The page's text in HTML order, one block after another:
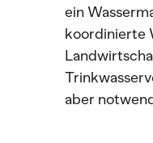
ein
koordinierte
aber